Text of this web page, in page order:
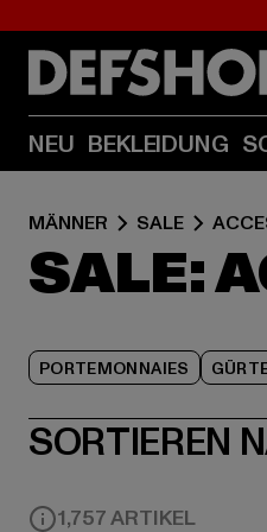
NEU BEKLEIDUNG
MÄNNER SALE
SALE:
PORTEMONNAIES
SORTIEREN
1,757 ARTIKEL